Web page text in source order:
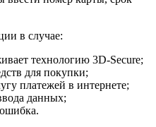
в случае:
технологию 3D-Secure;
для покупки;
платежей в интернете;
данных;